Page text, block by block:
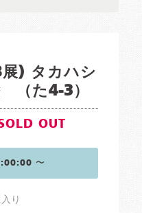
) タカハシ
た4-3）
OUT
〜
り